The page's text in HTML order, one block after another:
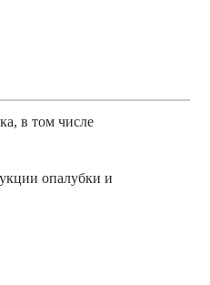
в том числе
опалубки и